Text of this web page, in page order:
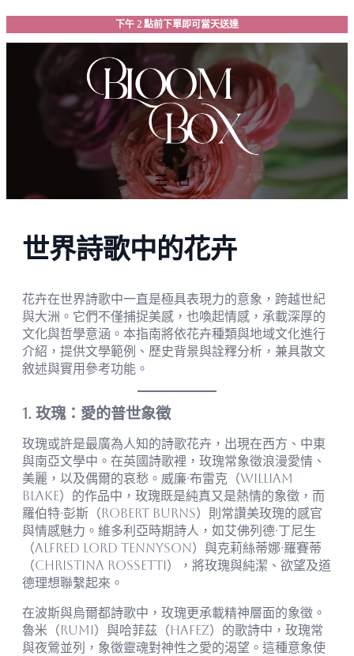
跳
至
下午 2 點前下單即可當天送達
世界詩歌中的花卉
花卉在世界詩歌中一直是極具表現力的意象，跨越世紀
與大洲。它們不僅捕捉美感，也喚起情感，承載深厚的
文化與哲學意涵。本指南將依花卉種類與地域文化進行
介紹，提供文學範例、歷史背景與詮釋分析，兼具散文
敘述與實用參考功能。
1. 玫瑰：愛的普世象徵
玫瑰或許是最廣為人知的詩歌花卉，出現在西方、中東
與南亞文學中。在英國詩歌裡，玫瑰常象徵浪漫愛情、
美麗，以及偶爾的哀愁。威廉·布雷克（William
Blake）的作品中，玫瑰既是純真又是熱情的象徵，而
羅伯特·彭斯（Robert Burns）則常讚美玫瑰的感官
與情感魅力。維多利亞時期詩人，如艾佛列德·丁尼生
（Alfred Lord Tennyson）與克莉絲蒂娜·羅賽蒂
（Christina Rossetti），將玫瑰與純潔、欲望及道
德理想聯繫起來。
在波斯與烏爾都詩歌中，玫瑰更承載精神層面的象徵。
魯米（Rumi）與哈菲茲（Hafez）的歌詩中，玫瑰常
與夜鶯並列，象徵靈魂對神性之愛的渴望。這種意象使